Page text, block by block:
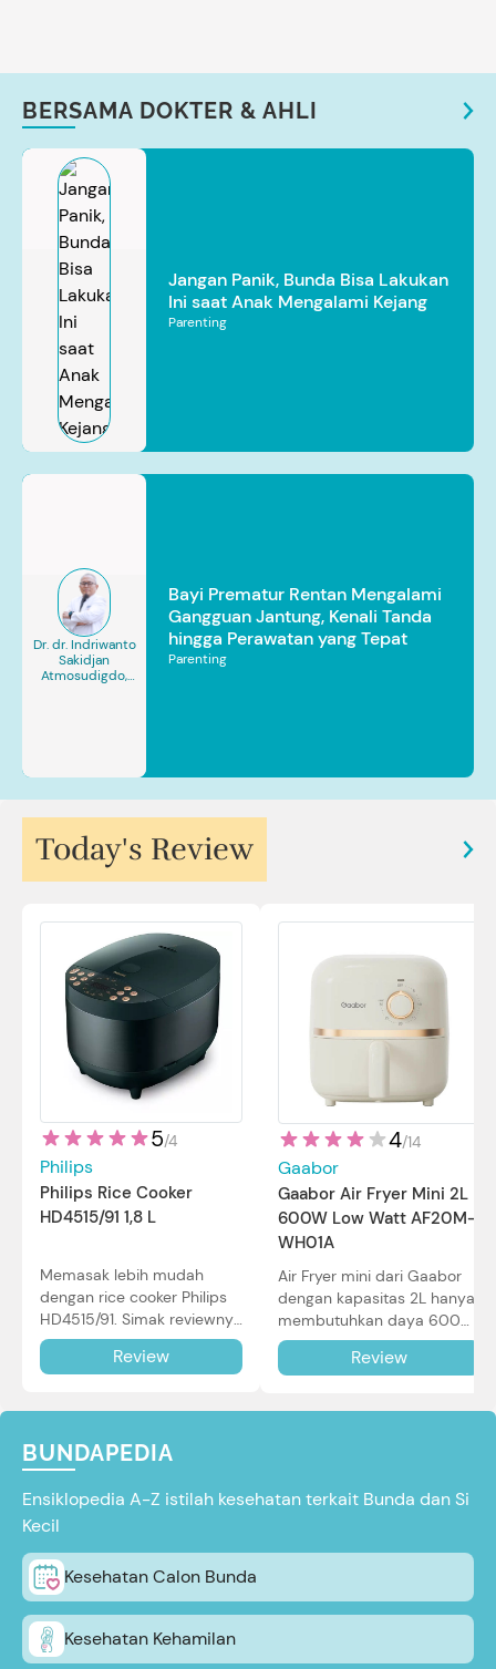
BERSAMA DOKTER & AHLI
Jangan Panik, Bunda Bisa Lakukan
Ini saat Anak Mengalami Kejang
Parenting
Dr. dr. Indriwanto
Sakidjan
Atmosudigdo,
Bayi Prematur Rentan Mengalami
Gangguan Jantung, Kenali Tanda
hingga Perawatan yang Tepat
Parenting
Today's Review
5/4
Philips
Philips Rice Cooker
HD4515/91 1,8 L
Memasak lebih mudah
dengan rice cooker Philips
HD4515/91. Simak reviewnya
di sini.
Review
4/14
Gaabor
Gaabor Air Fryer Mini 2L
600W Low Watt AF20M-
WH01A
Air Fryer mini dari Gaabor
dengan kapasitas 2L hanya
membutuhkan daya 600W
dalam pemakaian. Simak
review selengkapnya di sini.
Review
BUNDAPEDIA
Ensiklopedia A-Z istilah kesehatan terkait Bunda dan Si
Kecil
Kesehatan Calon Bunda
Kesehatan Kehamilan